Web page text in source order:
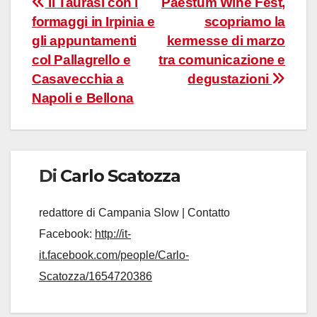
Navigazione
articoli
scopriamo la
kermesse di marzo
tra comunicazione e
degustazioni
formaggi in Irpinia e
gli appuntamenti
col Pallagrello e
Casavecchia a
Napoli e Bellona
Di Carlo Scatozza
redattore di Campania Slow | Contatto
Facebook: http://it-
it.facebook.com/people/Carlo-
Scatozza/1654720386